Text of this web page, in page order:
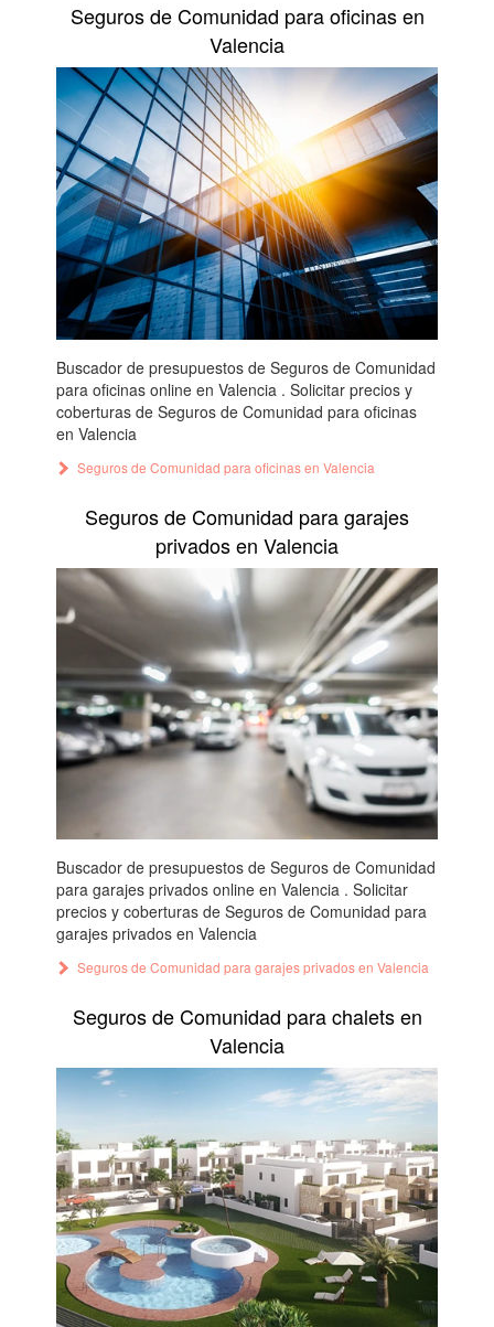
Seguros de Comunidad para oficinas en
Valencia
Buscador de presupuestos de Seguros de Comunidad
para oficinas online en Valencia . Solicitar precios y
coberturas de Seguros de Comunidad para oficinas
en Valencia
Seguros de Comunidad para oficinas en Valencia
Seguros de Comunidad para garajes
privados en Valencia
Buscador de presupuestos de Seguros de Comunidad
para garajes privados online en Valencia . Solicitar
precios y coberturas de Seguros de Comunidad para
garajes privados en Valencia
Seguros de Comunidad para garajes privados en Valencia
Seguros de Comunidad para chalets en
Valencia